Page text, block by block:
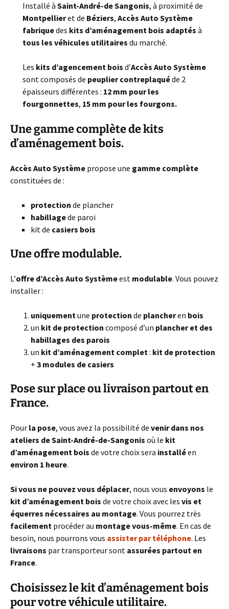
Installé àSaint-André-de Sangonis, à proximité de
Montpellieret de Béziers,Accès Auto Système
fabriquedes kits d’aménagement bois adaptés à
tous les véhicules utilitaires du marché.
Les kits d’agencement bois d’Accès Auto Système
sont composés de peuplier contreplaquéde 2
épaisseurs différentes : 12 mm pour les
fourgonnettes, 15 mm pour les fourgons.
Une gamme complète de kits
d’aménagement bois.
Accès Auto Système propose une gamme complète
constituées de :
protection de plancher
habillagede paroi
kit de casiers bois
Une offre modulable.
L’offre d’Accès Auto Systèmeest modulable. Vous pouvez
installer :
uniquementune protection de plancheren bois
un kit de protection composé d’un plancher et des
habillages des parois
un kit d’aménagement complet: kit de protection
+ 3 modules de casiers
Pose sur place ou livraison partout en
France.
Pour la pose, vous avez la possibilité de venir dans nos
ateliers de Saint-André-de-Sangonis où le kit
d’aménagement bois de votre choix sera installéen
environ 1 heure.
Si vous ne pouvez vous déplacer, nous vous envoyons le
kit d’aménagement bois de votre choix avec les vis et
équerres nécessaires au montage. Vous pourrez très
facilement procéder au montage vous-même. En cas de
besoin, nous pourrons vous assister par téléphone. Les
livraisons par transporteur sont assurées partout en
France.
Choisissez le kit d’aménagement bois
pour votre véhicule utilitaire.